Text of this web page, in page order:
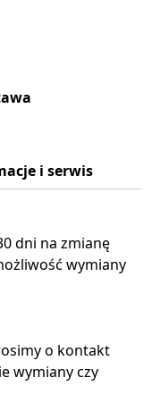
i serwis
dni na zmianę
wymiany
o kontakt
wymiany czy